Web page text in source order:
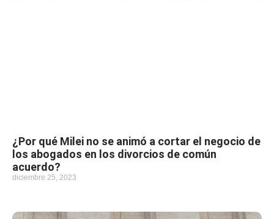
¿Por qué Milei no se animó a cortar el negocio de
los abogados en los divorcios de común
acuerdo?
diciembre 25, 2023